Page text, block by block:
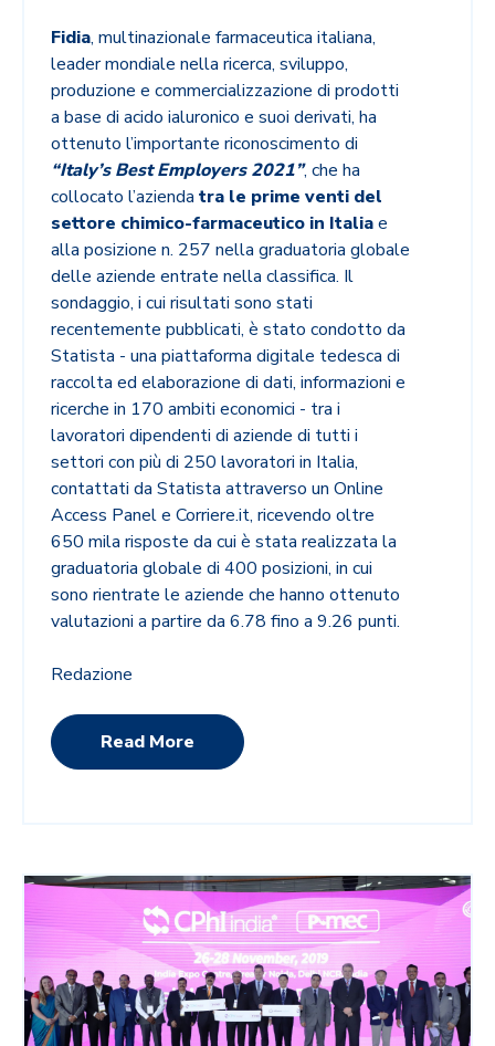
Fidia, multinazionale farmaceutica italiana,
leader mondiale nella ricerca, sviluppo,
produzione e commercializzazione di prodotti
a base di acido ialuronico e suoi derivati, ha
ottenuto l’importante riconoscimento di
“Italy’s Best Employers 2021”, che ha
collocato l’azienda tra le prime venti del
settore chimico-farmaceutico in Italiae
alla posizione n. 257 nella graduatoria globale
delle aziende entrate nella classifica. Il
sondaggio, i cui risultati sono stati
recentemente pubblicati, è stato condotto da
Statista - una piattaforma digitale tedesca di
raccolta ed elaborazione di dati, informazioni e
ricerche in 170 ambiti economici - tra i
lavoratori dipendenti di aziende di tutti i
settori con più di 250 lavoratori in Italia,
contattati da Statista attraverso un Online
Access Panel e Corriere.it, ricevendo oltre
650 mila risposte da cui è stata realizzata la
graduatoria globale di 400 posizioni, in cui
sono rientrate le aziende che hanno ottenuto
valutazioni a partire da 6.78 fino a 9.26 punti.
Redazione
Read More